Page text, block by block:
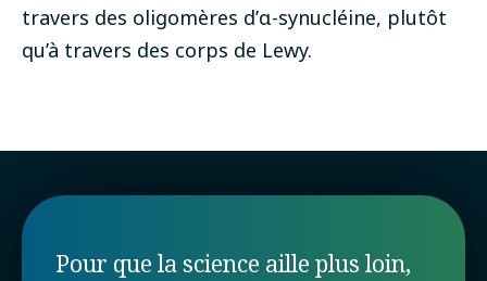
travers des oligomères d’α-synucléine, plutôt
qu’à travers des corps de Lewy.
Pour que la science aille plus loin,